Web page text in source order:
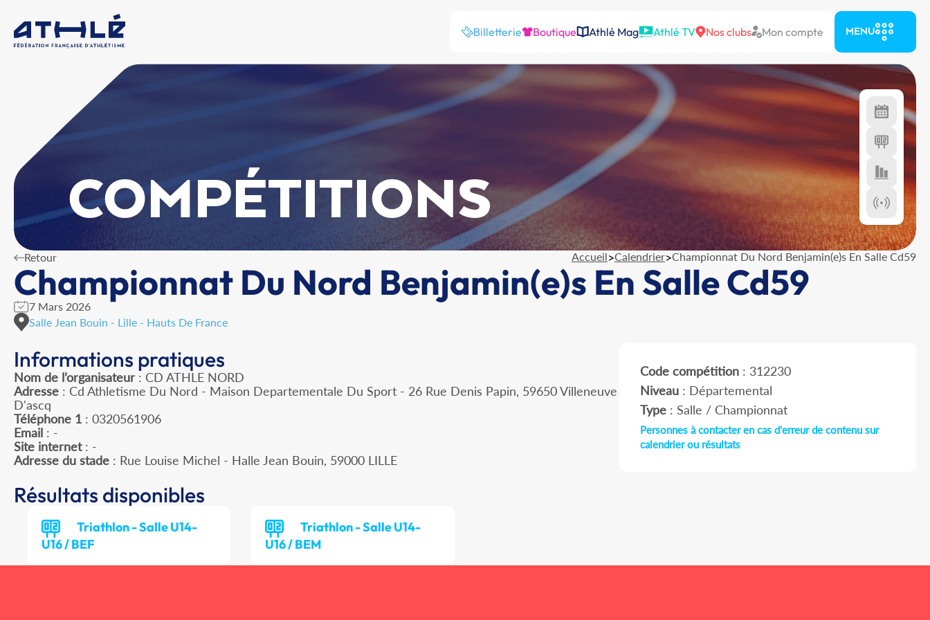
Billetterie Boutique Athlé Mag Athlé TV Nos clubs Mon compte MENU
COMPÉTITIONS
Retour Accueil>Calendrier>Championnat Du Nord Benjamin(e)s En Salle Cd59
Championnat Du Nord Benjamin(e)s En Salle Cd59
7 Mars 2026
Salle Jean Bouin - Lille - Hauts De France
Informations pratiques
Nom de l’organisateur : CD ATHLE NORD
Adresse : Cd Athletisme Du Nord - Maison Departementale Du Sport - 26 Rue Denis Papin, 59650 Villeneuve
D'ascq
Téléphone 1 : 0320561906
Email : -
Site internet: -
Adresse du stade : Rue Louise Michel - Halle Jean Bouin, 59000 LILLE
Code compétition : 312230
Niveau : Départemental
Type : Salle / Championnat
Personnes à contacter en cas d'erreur de contenu sur
calendrier ou résultats
Résultats disponibles
Triathlon - Salle U14-
U16 / BEF
Triathlon - Salle U14-
U16 / BEM